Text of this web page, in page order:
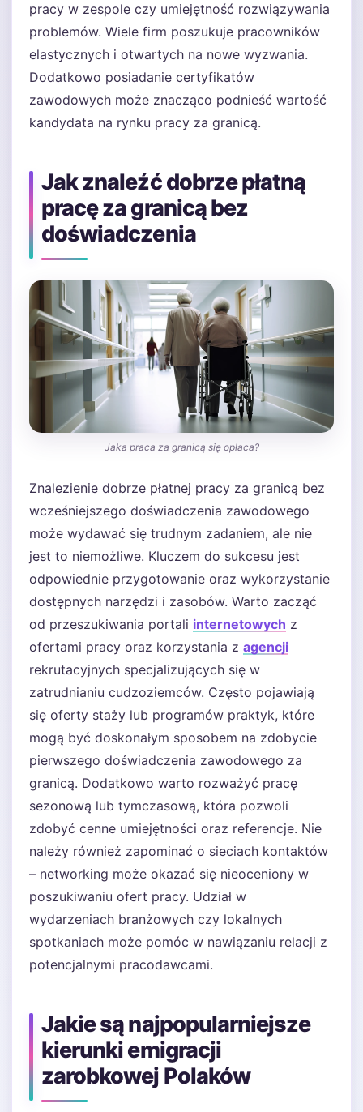
pracy w zespole czy umiejętność rozwiązywania
problemów. Wiele firm poszukuje pracowników
elastycznych i otwartych na nowe wyzwania.
Dodatkowo posiadanie certyfikatów
zawodowych może znacząco podnieść wartość
kandydata na rynku pracy za granicą.
Jak znaleźć dobrze płatną
pracę za granicą bez
doświadczenia
Jaka praca za granicą się opłaca?
Znalezienie dobrze płatnej pracy za granicą bez
wcześniejszego doświadczenia zawodowego
może wydawać się trudnym zadaniem, ale nie
jest to niemożliwe. Kluczem do sukcesu jest
odpowiednie przygotowanie oraz wykorzystanie
dostępnych narzędzi i zasobów. Warto zacząć
od przeszukiwania portali internetowych z
ofertami pracy oraz korzystania z agencji
rekrutacyjnych specjalizujących się w
zatrudnianiu cudzoziemców. Często pojawiają
się oferty staży lub programów praktyk, które
mogą być doskonałym sposobem na zdobycie
pierwszego doświadczenia zawodowego za
granicą. Dodatkowo warto rozważyć pracę
sezonową lub tymczasową, która pozwoli
zdobyć cenne umiejętności oraz referencje. Nie
należy również zapominać o sieciach kontaktów
– networking może okazać się nieoceniony w
poszukiwaniu ofert pracy. Udział w
wydarzeniach branżowych czy lokalnych
spotkaniach może pomóc w nawiązaniu relacji z
potencjalnymi pracodawcami.
Jakie są najpopularniejsze
kierunki emigracji
zarobkowej Polaków